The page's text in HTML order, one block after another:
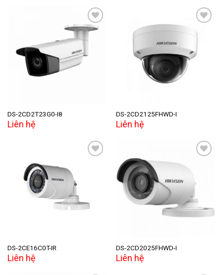
Add to
wishlist
DS-2CD2T23G0-I8
Liên hệ
wishlist
DS-2CD2125FHWD-I
Liên hệ
DS-2CE16C0T-IR
Liên hệ
DS-2CD2025FHWD-I
Liên hệ